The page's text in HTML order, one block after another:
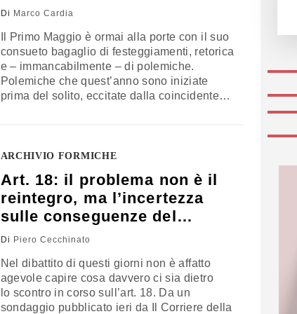
Di Marco Cardia
Il Primo Maggio è ormai alla porte con il suo
consueto bagaglio di festeggiamenti, retorica
e – immancabilmente – di polemiche.
Polemiche che quest’anno sono iniziate
prima del solito, eccitate dalla coincidente
valore fondamentale: ripercorriamole
ARCHIVIO FORMICHE
Art. 18: il problema non è il
reintegro, ma l’incertezza
sulle conseguenze del
licenziamento
Di Piero Cecchinato
Nel dibattito di questi giorni non è affatto
agevole capire cosa davvero ci sia dietro
lo scontro in corso sull’art. 18. Da un
sondaggio pubblicato ieri da Il Corriere della